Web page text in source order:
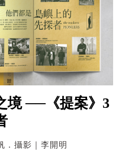
境 ──《提案》3
．攝影｜李開明